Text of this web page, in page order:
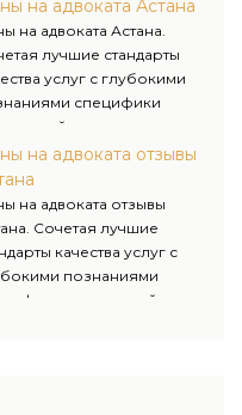
потребностей
мы защищаем их права
чем гарантируем
успех.
на адвоката Астана
на адвоката Астана.
лучшие стандарты
услуг с глубокими
специфики
экономики, а еще
подход и точное
потребностей
мы защищаем их права
чем гарантируем
успех.
на адвоката отзывы
на адвоката отзывы
Сочетая лучшие
качества услуг с
познаниями
украинской